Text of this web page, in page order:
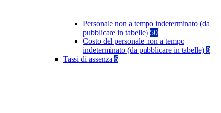
Personale non a tempo indeterminato (da
pubblicare in tabelle) 50
Costo del personale non a tempo
indeterminato (da pubblicare in tabelle) 8
Tassi di assenza 6